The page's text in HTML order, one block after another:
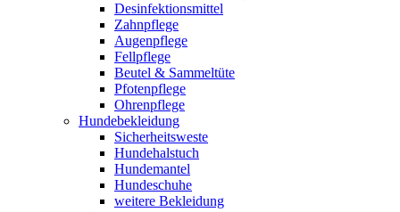
Desinfektionsmittel
Zahnpflege
Augenpflege
Fellpflege
Beutel & Sammeltüte
Pfotenpflege
Ohrenpflege
Hundebekleidung
Sicherheitsweste
Hundehalstuch
Hundemantel
Hundeschuhe
weitere Bekleidung